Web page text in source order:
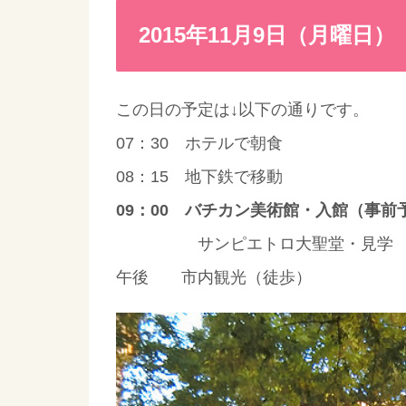
2015年11月9日（月曜日）
この日の予定は↓以下の通りです。
07：30 ホテルで朝食
08：15 地下鉄で移動
09：00 バチカン美術館・入館（事前
サンピエトロ大聖堂・見学
午後 市内観光（徒歩）